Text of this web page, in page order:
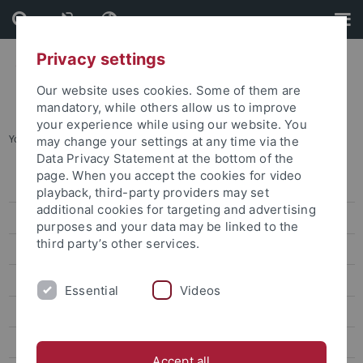
Skip
to
content
Skip
to
footer
You are here: Startseite ... Diversity Audit
Policies - Strategien
"audit familiengerechte hochschule"
Diversitätsstrategie
Diversity Audit
Service
Privacy settings
Our website uses cookies. Some of them are
mandatory, while others allow us to improve
your experience while using our website. You
may change your settings at any time via the
Data Privacy Statement at the bottom of the
page. When you accept the cookies for video
playback, third-party providers may set
additional cookies for targeting and advertising
purposes and your data may be linked to the
third party’s other services.
Essential Videos